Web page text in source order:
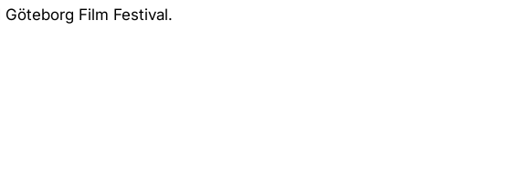
Göteborg Film Festival.